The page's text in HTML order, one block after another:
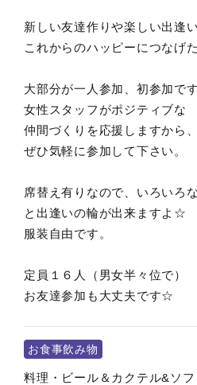
新しい友達作りや楽しい出逢
これからのハッピーにつなげ
大部分が一人参加、初参加です
女性スタッフがポジティブな
仲間づくりを応援しますから、
ぜひ気軽に参加して下さい。
席替え有りなので、いろいろ
と出逢いの輪が出来ますよ☆
服装自由です。
定員１６人（男女半々位で）
お友達参加も大丈夫です☆
お食事飲み物
料理・ビール＆カクテル&ソ